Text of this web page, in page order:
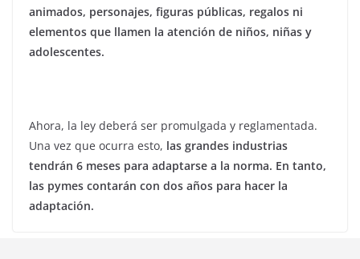
animados, personajes, figuras públicas, regalos ni
elementos que llamen la atención de niños, niñas y
adolescentes.
Ahora, la ley deberá ser promulgada y reglamentada.
Una vez que ocurra esto, las grandes industrias
tendrán 6 meses para adaptarse a la norma. En tanto,
las pymes contarán con dos años para hacer la
adaptación.